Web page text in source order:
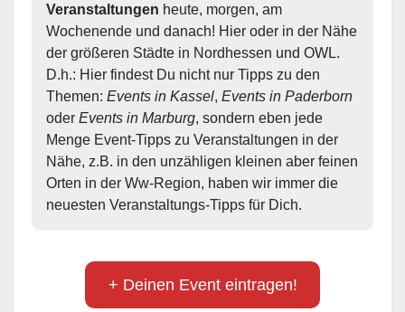
Veranstaltungen heute, morgen, am
Wochenende und danach! Hier oder in der Nähe
der größeren Städte in Nordhessen und OWL.
D.h.: Hier findest Du nicht nur Tipps zu den
Themen: Events in Kassel, Events in Paderborn
oder Events in Marburg, sondern eben jede
Menge Event-Tipps zu Veranstaltungen in der
Nähe, z.B. in den unzähligen kleinen aber feinen
Orten in der Ww-Region, haben wir immer die
neuesten Veranstaltungs-Tipps für Dich.
+ Deinen Event eintragen!